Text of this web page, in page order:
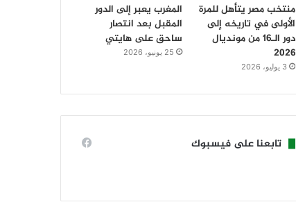
منتخب مصر يتأهل للمرة
الأولى في تاريخه إلى
دور الـ16 من مونديال
2026
3 يوليو، 2026
المغرب يعبر إلى الدور
المقبل بعد انتصار
ساحق على هايتي
25 يونيو، 2026
تابعنا على فيسبوك